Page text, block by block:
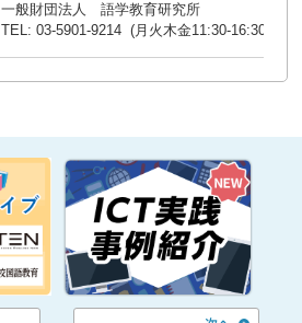
一般財団法人　語学教育研究所